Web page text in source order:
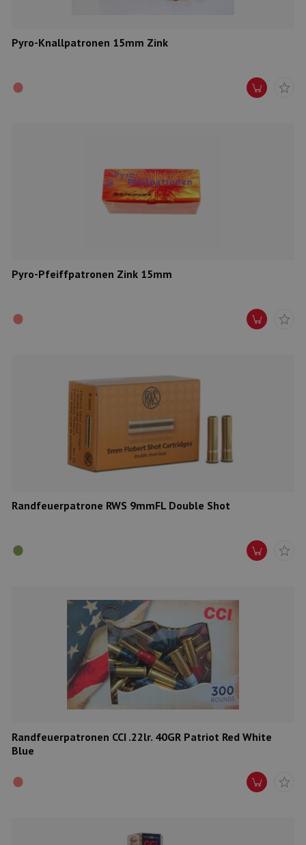
Pyro-Knallpatronen 15mm Zink
Pyro-Pfeiffpatronen Zink 15mm
Randfeuerpatrone RWS 9mmFL Double Shot
Randfeuerpatronen CCI .22lr. 40GR Patriot Red White
Blue